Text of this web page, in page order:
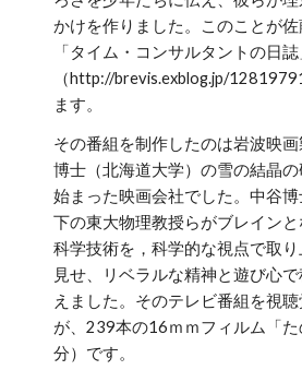
かけを作りました。このことが
「タイム・コンサルタントの日誌
（http://brevis.exblog.jp/
ます。
その番組を制作したのは岩波映
博士（北海道大学）の雪の結晶
始まった映画会社でした。中谷
下の東大物理教授らがブレイン
科学技術を，科学的な視点で取
見せ、リベラルな精神と遊び心
えました。そのテレビ番組を視
が、239本の16ｍｍフィルム「
分）です。